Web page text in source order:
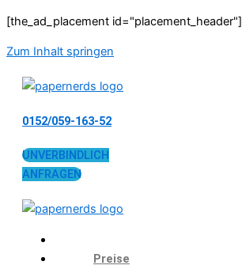
[the_ad_placement id="placement_header"]
Zum Inhalt springen
0152/059-163-52
UNVERBINDLICH
ANFRAGEN
Preise